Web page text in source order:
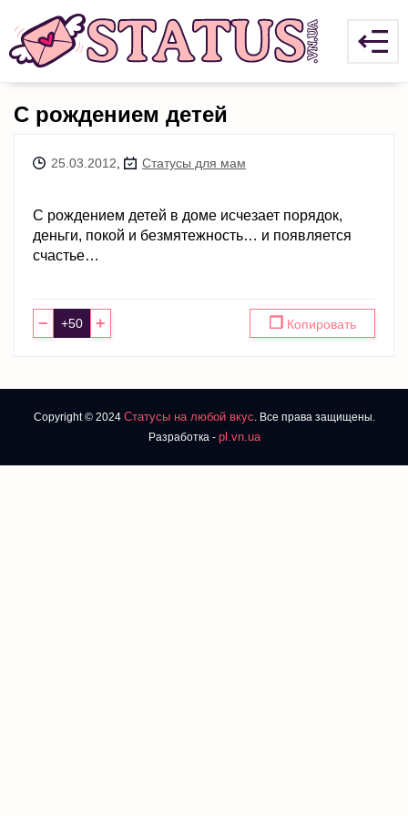
С рождением детей
25.03.2012 Статусы для мам
С рождением детей в доме исчезает порядок,
деньги, покой и безмятежность… и появляется
счастье…
− + ❐ Копировать
Copyright © 2024 Статусы на любой вкус. Все права защищены.
Разработка - pl.vn.ua